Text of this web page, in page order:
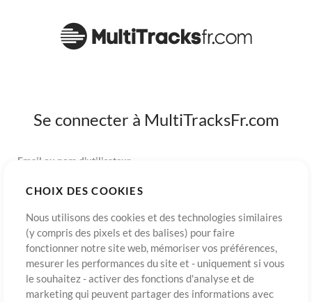
CHOIX DES COOKIES
Nous utilisons des cookies et des technologies similaires
(y compris des pixels et des balises) pour faire
fonctionner notre site web, mémoriser vos préférences,
mesurer les performances du site et - uniquement si vous
le souhaitez - activer des fonctions d'analyse et de
marketing qui peuvent partager des informations avec
Se connecter à MultiTracksFr.com
Email ou nom d'utilisateur
S’inscrireMot de passe oublié? Connexion